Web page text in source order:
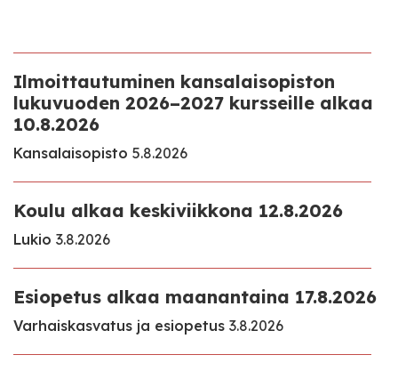
Ilmoittautuminen kansalaisopiston
lukuvuoden 2026–2027 kursseille alkaa
10.8.2026
Kansalaisopisto 5.8.2026
Koulu alkaa keskiviikkona 12.8.2026
Lukio 3.8.2026
Esiopetus alkaa maanantaina 17.8.2026
Varhaiskasvatus ja esiopetus 3.8.2026